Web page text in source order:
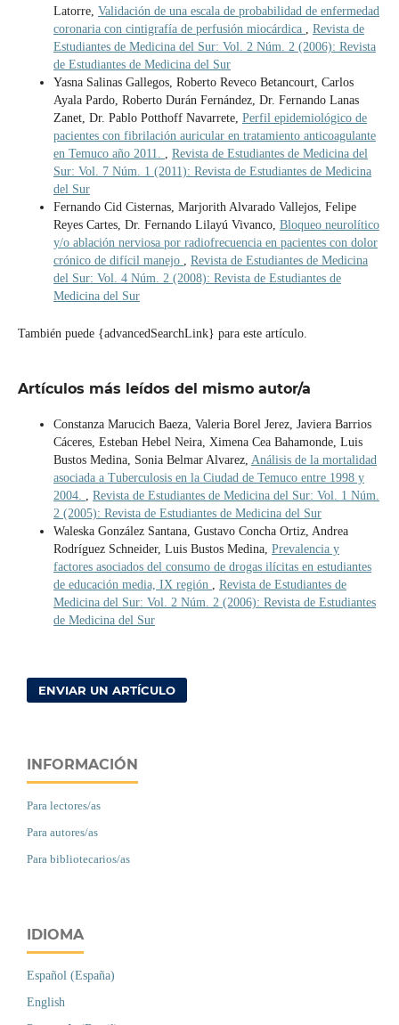
Latorre, Validación de una escala de probabilidad de enfermedad
coronaria con cintigrafía de perfusión miocárdica , Revista de
Estudiantes de Medicina del Sur: Vol. 2 Núm. 2 (2006): Revista
de Estudiantes de Medicina del Sur
Yasna Salinas Gallegos, Roberto Reveco Betancourt, Carlos
Ayala Pardo, Roberto Durán Fernández, Dr. Fernando Lanas
Zanet, Dr. Pablo Potthoff Navarrete, Perfil epidemiológico de
pacientes con fibrilación auricular en tratamiento anticoagulante
en Temuco año 2011. , Revista de Estudiantes de Medicina del
Sur: Vol. 7 Núm. 1 (2011): Revista de Estudiantes de Medicina
del Sur
Fernando Cid Cisternas, Marjorith Alvarado Vallejos, Felipe
Reyes Cartes, Dr. Fernando Lilayú Vivanco, Bloqueo neurolítico
y/o ablación nerviosa por radiofrecuencia en pacientes con dolor
crónico de difícil manejo , Revista de Estudiantes de Medicina
del Sur: Vol. 4 Núm. 2 (2008): Revista de Estudiantes de
Medicina del Sur
También puede {advancedSearchLink} para este artículo.
Artículos más leídos del mismo autor/a
Constanza Marucich Baeza, Valeria Borel Jerez, Javiera Barrios
Cáceres, Esteban Hebel Neira, Ximena Cea Bahamonde, Luis
Bustos Medina, Sonia Belmar Alvarez, Análisis de la mortalidad
asociada a Tuberculosis en la Ciudad de Temuco entre 1998 y
2004. , Revista de Estudiantes de Medicina del Sur: Vol. 1 Núm.
2 (2005): Revista de Estudiantes de Medicina del Sur
Waleska González Santana, Gustavo Concha Ortiz, Andrea
Rodríguez Schneider, Luis Bustos Medina, Prevalencia y
factores asociados del consumo de drogas ilícitas en estudiantes
de educación media, IX región , Revista de Estudiantes de
Medicina del Sur: Vol. 2 Núm. 2 (2006): Revista de Estudiantes
de Medicina del Sur
ENVIAR UN ARTÍCULO
INFORMACIÓN
Para lectores/as
Para autores/as
Para bibliotecarios/as
IDIOMA
Español (España)
English